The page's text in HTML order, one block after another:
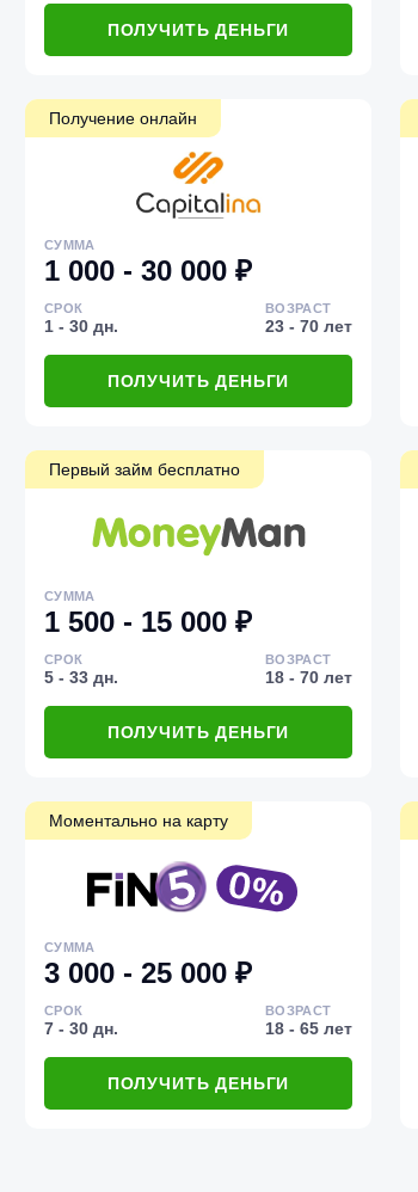
ПОЛУЧИТЬ ДЕНЬГИ
Получение онлайн
СУММА
1 000 - 30 000 ₽
СРОК
1 - 30 дн.
ВОЗРАСТ
23 - 70 лет
ПОЛУЧИТЬ ДЕНЬГИ
Первый займ бесплатно
СУММА
1 500 - 15 000 ₽
СРОК
5 - 33 дн.
ВОЗРАСТ
18 - 70 лет
ПОЛУЧИТЬ ДЕНЬГИ
Моментально на карту
СУММА
3 000 - 25 000 ₽
СРОК
7 - 30 дн.
ВОЗРАСТ
18 - 65 лет
ПОЛУЧИТЬ ДЕНЬГИ